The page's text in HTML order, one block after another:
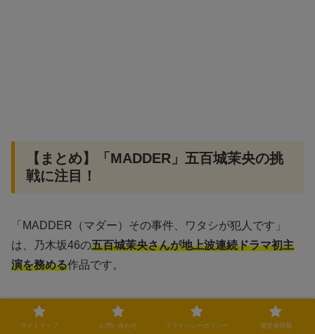
【まとめ】「MADDER」五百城茉央の挑
戦に注目！
「MADDER（マダー）その事件、ワタシが犯人です」
は、乃木坂46の五百城茉央さんが地上波連続ドラマ初主
演を務める作品です。
これまでアイドルとして活動してきた彼女が、新たなジャ
ンルでどのような演技を見せるのか、多くのファンが注目
サイトマップ お問い合わせ プライバシーポリシー 運営者情報